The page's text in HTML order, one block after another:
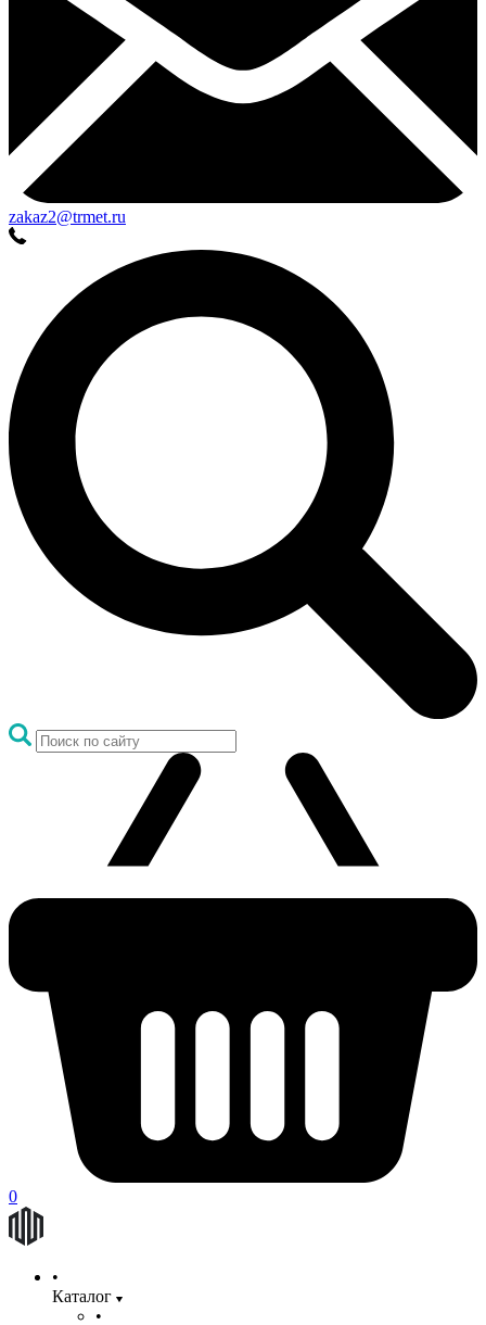
zakaz2@trmet.ru
0
Каталог